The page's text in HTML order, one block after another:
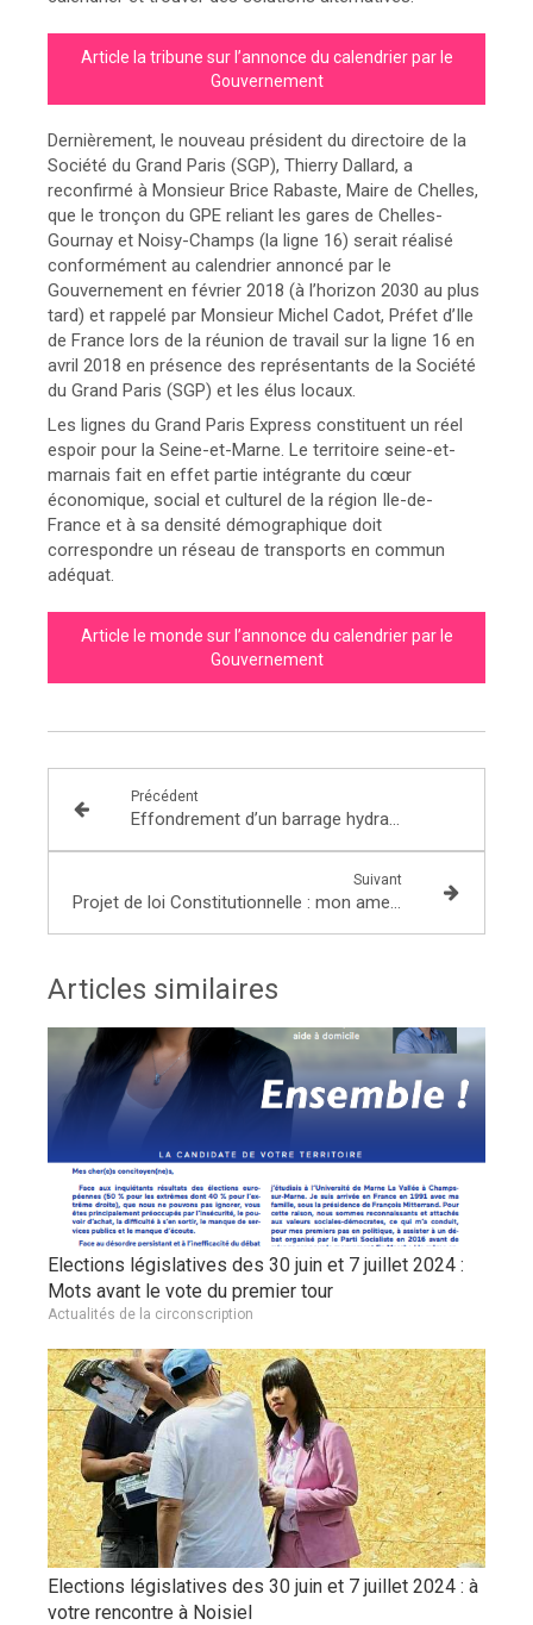
Article la tribune sur l’annonce du calendrier par le
Gouvernement
Dernièrement, le nouveau président du directoire de la
Société du Grand Paris (SGP), Thierry Dallard, a
reconfirmé à Monsieur Brice Rabaste, Maire de Chelles,
que le tronçon du GPE reliant les gares de Chelles-
Gournay et Noisy-Champs (la ligne 16) serait réalisé
conformément au calendrier annoncé par le
Gouvernement en février 2018 (à l’horizon 2030 au plus
tard) et rappelé par Monsieur Michel Cadot, Préfet d’Ile
de France lors de la réunion de travail sur la ligne 16 en
avril 2018 en présence des représentants de la Société
du Grand Paris (SGP) et les élus locaux.
Les lignes du Grand Paris Express constituent un réel
espoir pour la Seine-et-Marne. Le territoire seine-et-
marnais fait en effet partie intégrante du cœur
économique, social et culturel de la région Ile-de-
France et à sa densité démographique doit
correspondre un réseau de transports en commun
adéquat.
Article le monde sur l’annonce du calendrier par le
Gouvernement
Précédent
Effondrement d’un barrage hydraulique au Laos : Au Laos, depuis la France, nous envoyons toutes nos pensées.
Suivant
Projet de loi Constitutionnelle : mon amendement sur le droit et l’accès effectif à un logement décent.
Articles similaires
Elections législatives des 30 juin et 7 juillet 2024 :
Mots avant le vote du premier tour
Actualités de la circonscription
Elections législatives des 30 juin et 7 juillet 2024 : à
votre rencontre à Noisiel